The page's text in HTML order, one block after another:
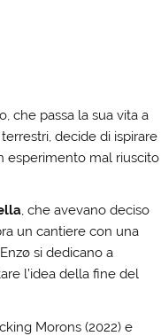
che passa la sua vita a
decide di ispirare
esperimento mal riuscito
, che avevano deciso
un cantiere con una
si dedicano a
l’idea della fine del
Morons (2022) e